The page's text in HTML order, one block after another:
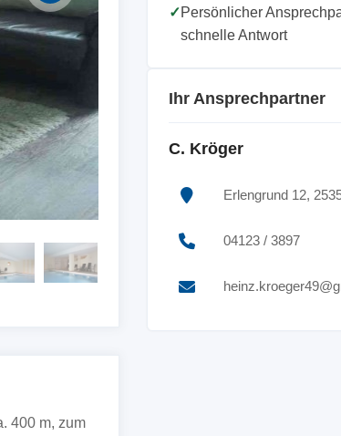
400 m, zum
✓Persönlicher
schnelle Antwort
Ihr Ansprechpartner
C. Kröger
Erlengrund 12,
04123 / 3897